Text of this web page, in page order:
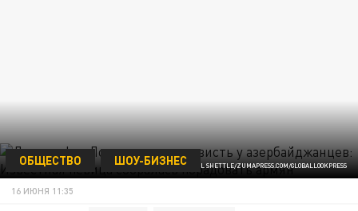
ФОТО: BILL SHETTLE/ZUMAPRESS.COM/GLOBALLOOKPRESS
ОБЩЕСТВО ШОУ-БИЗНЕС
16 ИЮНЯ 11:35